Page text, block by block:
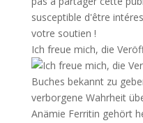
Ich freue mich, die